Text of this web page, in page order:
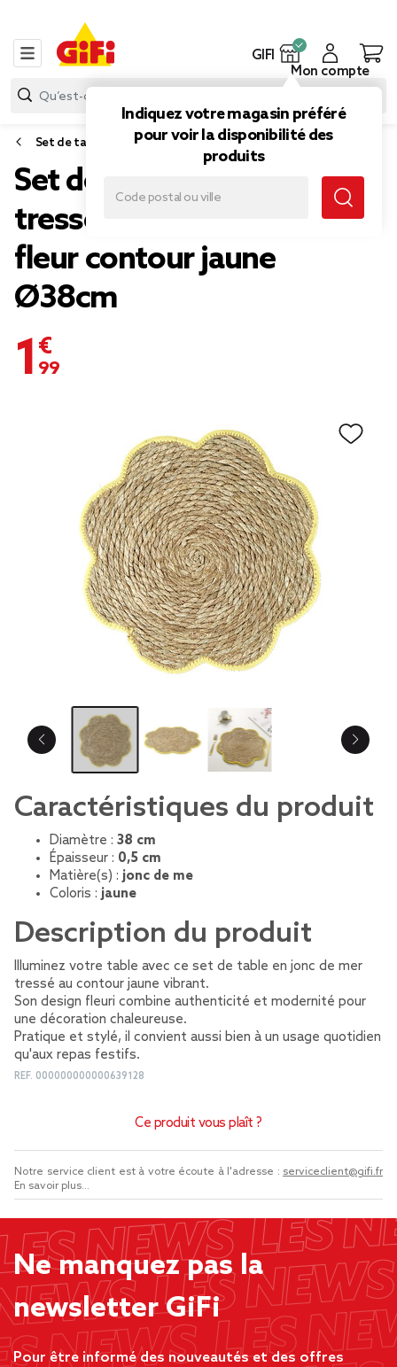
GIFI
Indiquez votre magasin préféré
pour voir la disponibilité des
produits
Mon compte
Set de table
Set de table jonc de mer
tressé et coton forme
fleur contour jaune
Ø38cm
1,99 €
Caractéristiques du produit
Diamètre : 38 cm
Épaisseur : 0,5 cm
Matière(s) : jonc de me
Coloris : jaune
Description du produit
Illuminez votre table avec ce set de table en jonc de mer
tressé au contour jaune vibrant.
Son design fleuri combine authenticité et modernité pour
une décoration chaleureuse.
Pratique et stylé, il convient aussi bien à un usage quotidien
qu'aux repas festifs.
REF. 000000000000639128
Ce produit vous plaît ?
Notre service client est à votre écoute à l'adresse : serviceclient@gifi.fr
En savoir plus...
Ne manquez pas la
newsletter GiFi
Pour être informé des nouveautés et des offres